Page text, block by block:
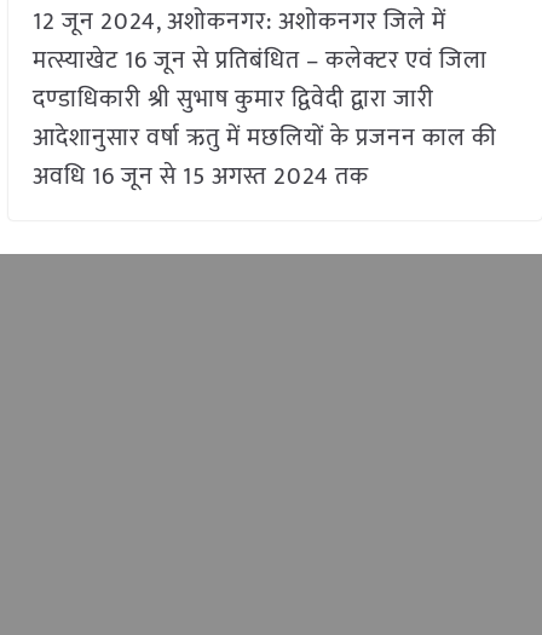
12 जून 2024, अशोकनगर: अशोकनगर जिले में
मत्स्याखेट 16 जून से प्रतिबंधित – कलेक्टर एवं जिला
दण्‍डाधिकारी श्री सुभाष कुमार द्विवेदी द्वारा जारी
आदेशानुसार वर्षा ऋतु में मछलियों के प्रजनन काल की
अवधि 16 जून से 15 अगस्त 2024 तक